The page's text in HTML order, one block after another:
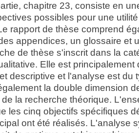
chapitre 23, consiste en
possibles pour une
rapport de thèse comprend
appendices, un glossaire et
de thèse s'inscrit dans la
Elle est principalement
descriptive et l'analyse est du
la double dimension
la recherche théorique.
les cinq objectifs spécifiques
ont été réalisés. L'analyse